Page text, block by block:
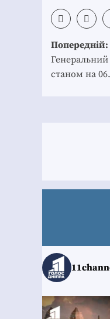
Post
Попередній:
станом на